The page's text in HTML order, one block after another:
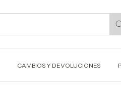
CAMBIOS Y DEVOLUCIONES